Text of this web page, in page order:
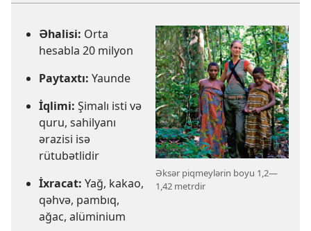
Əksər piqmeylərin boyu 1,2—
1,42 metrdir
Əhalisi: Orta
hesabla 20 milyon
Paytaxtı: Yaunde
İqlimi: Şimalı isti və
quru, sahilyanı
ərazisi isə
rütubətlidir
İxracat: Yağ, kakao,
qəhvə, pambıq,
ağac, alüminium